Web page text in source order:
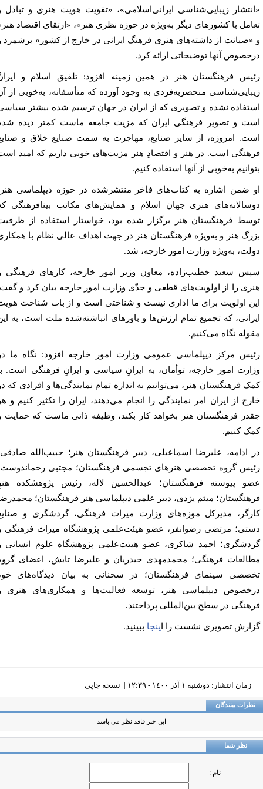
زیبایی‌شناسی ایرانی‌اسلامی»، «تقویت هویت هنری و تبادل و
با کشورهای دیگر به‌ویژه در حوزه نظری هنر»، «ارتقای اقتصاد هنر»
از داشته‌های هنری فرهنگ ایرانی در خارج از کشور» برشمرد و
آنها توضیحاتی ارائه کرد.
فرهنگستان هنر در همین زمینه افزود: تلفیق اسلام و ایرانْ
منحصربه‌فردی به وجود آورده که متأسفانه، به‌خوبی از آن
نشده و تصویری که از ایران در جهان ترسیم شده بیشتر سیاسی
و تصویر فرهنگی ایران که مزیت جامعه ماست کمتر دیده شده
امروزه، از سایر صنایع، مهاجرت به سمت صنایع خلاق و صنایع
است. در هنر و اقتصادِ هنر مزیت‌های خوبی داریم که امید است
به‌خوبی از آنها استفاده کنیم.
ضمن اشاره به کتاب‌های فاخر منتشرشده در حوزه دیپلماسی هنر،
هنری جهان اسلام و همایش‌های مکاتب بینافرهنگی که
فرهنگستان هنر برگزار شده بود، خواستار استفاده از ظرفیت
هنر و به‌ویژه فرهنگستان هنر در جهت اهداف عالی نظام با همکاری
به‌ويژه وزارت امور خارجه، شد.
سعید خطیب‌زاده، معاون وزیر امور خارجه، کارهای فرهنگی و
را از اولویت‌های قطعی و جدّی وزارت امور خارجه بیان کرد و گفت:
اولویت برای ما اداری نیست و شناختی است و از باب شناخت هویت
که تجمیع تمام ارزش‌ها و باورهای انباشته‌شده ملت است، به این
نگاه می‌کنیم.
مرکز دیپلماسی عمومی وزارت امور خارجه افزود: نگاه ما در
امور خارجه، توأمان، به ایرانِ سیاسی و ایرانِ فرهنگی است. با
فرهنگستان هنر، می‌توانیم به اندازه تمام نمایندگی‌ها و افرادی که در
از ایران امر نمایندگی را انجام می‌دهند، ایران را تکثیر کنیم و هر
فرهنگستان هنر بخواهد کار بکند، وظیفه ذاتی ماست که حمایت و
کنیم.
ادامه، علیرضا اسماعیلی، دبیر فرهنگستان هنر؛ حبیب‌الله صادقی،
گروه تخصصی هنرهای تجسمی فرهنگستان؛ مجتبی رحماندوست،
پیوسته فرهنگستان؛ عبدالحسین لاله، رئیس پژوهشکده هنرِ
میثم یزدی، دبیر علمی دیپلماسی هنر فرهنگستان؛ محمدرضا
مدیرکل موزه‌های وزارت میراث فرهنگی، گردشگری و صنایع
مرتضی رضوانفر، عضو هیئت‌علمی پژوهشگاه میراث فرهنگی و
احمد شاکری، عضو هیئت‌علمی پژوهشگاه علوم انسانی و
فرهنگی؛ محمدمهدی حیدریان و علیرضا تابش، اعضای گروه
سینمای فرهنگستان؛ در سخنانی به بیان دیدگاه‌های خود
دیپلماسی هنر، توسعه فعالیت‌ها و همکاری‌های هنری و
در سطح بین‌المللی پرداختند.
تصویری نشست را ا ینجاببینید.
زمان انتشار: دوشنبه ١ آذر ١٤٠٠ - ١٢:٣٩ | نسخه چاپي
بینندگان
این خبر فاقد نظر می باشد
نظر شما
نام :